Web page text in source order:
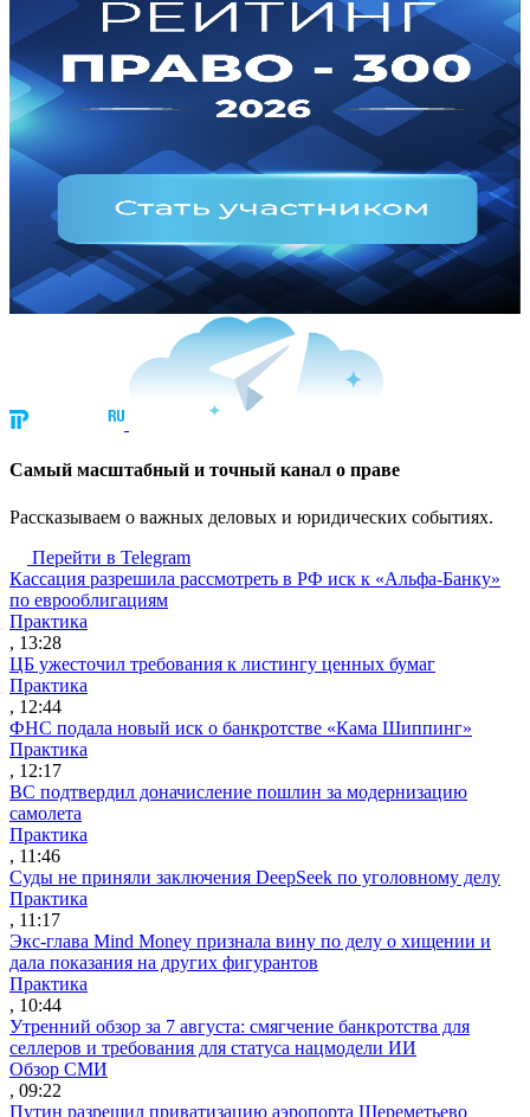
Cамый масштабный и точный канал о праве
Рассказываем о важных деловых и юридических событиях.
Перейти в Telegram
Кассация разрешила рассмотреть в РФ иск к «Альфа-Банку»
по еврооблигациям
Практика
, 13:28
ЦБ ужесточил требования к листингу ценных бумаг
Практика
, 12:44
ФНС подала новый иск о банкротстве «Кама Шиппинг»
Практика
, 12:17
ВС подтвердил доначисление пошлин за модернизацию
самолета
Практика
, 11:46
Суды не приняли заключения DeepSeek по уголовному делу
Практика
, 11:17
Экс-глава Mind Money признала вину по делу о хищении и
дала показания на других фигурантов
Практика
, 10:44
Утренний обзор за 7 августа: смягчение банкротства для
селлеров и требования для статуса нацмодели ИИ
Обзор СМИ
, 09:22
Путин разрешил приватизацию аэропорта Шереметьево